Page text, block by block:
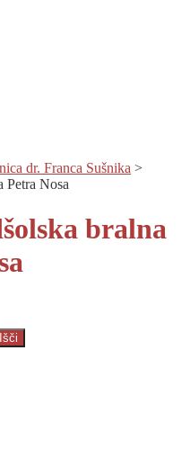
dr. Franca Sušnika >
Petra Nosa
bralna